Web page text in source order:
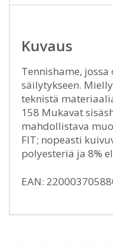
Kuvaus
Tennishame,
säilytykseen.
teknistä
158 Mukavat
mahdollistava
FIT; nopeasti
polyesteriä ja 8%
EAN: